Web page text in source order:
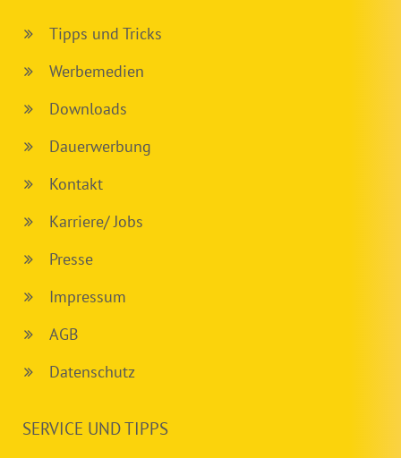
Tipps und Tricks
Werbemedien
Downloads
Dauerwerbung
Kontakt
Karriere/ Jobs
Presse
Impressum
AGB
Datenschutz
SERVICE UND TIPPS